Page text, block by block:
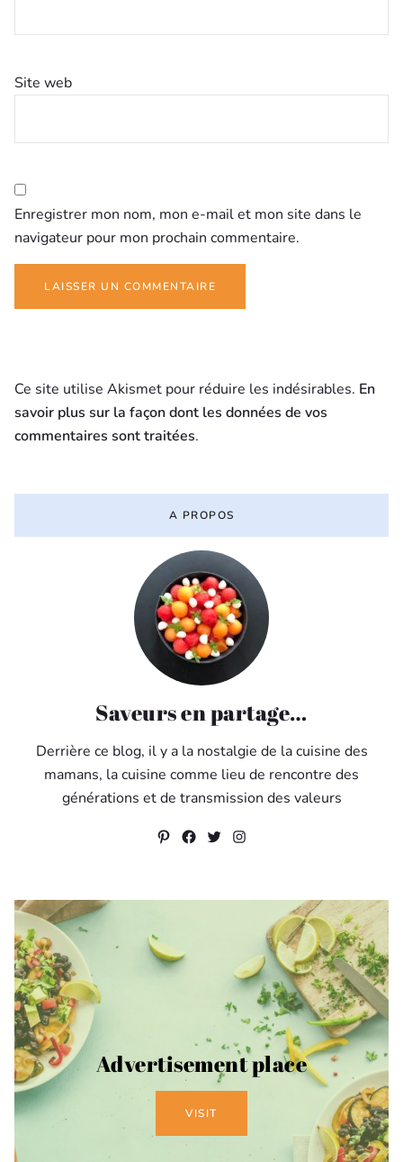
Site web
Enregistrer mon nom, mon e-mail et mon site dans le
navigateur pour mon prochain commentaire.
Ce site utilise Akismet pour réduire les indésirables. En
savoir plus sur la façon dont les données de vos
commentaires sont traitées.
A PROPOS
Saveurs en partage…
Derrière ce blog, il y a la nostalgie de la cuisine des
mamans, la cuisine comme lieu de rencontre des
générations et de transmission des valeurs
Pinterest
Facebook
Twitter
Instagram
Advertisement place
VISIT